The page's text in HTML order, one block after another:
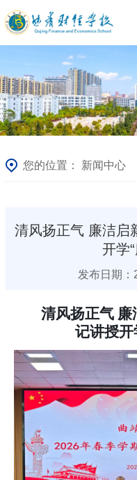
您的位置： 新闻中心
清风扬正气 廉洁
开学
发布日期：
清风扬正气 廉
记讲授